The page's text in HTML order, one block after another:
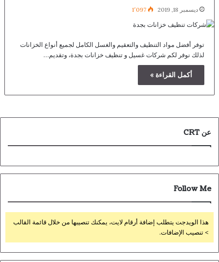
ديسمبر 18, 2019 1٬097
توفر أفضل مواد التنظيف والتعقيم والغسل الكامل لجميع أنواع الخزانات
لذلك نوفر لكم شركات غسيل و تنظيف خزانات بجدة، وتقديم…
أكمل القراءة »
عن CRT
Follow Me
هذا الويدجت يتطلب إضافة أرقام لايت، يمكنك تنصيبها من خلال قائمة القالب
> تنصيب الإضافات.